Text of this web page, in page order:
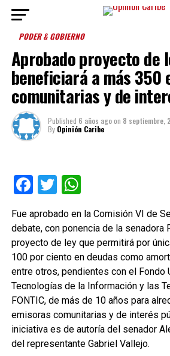
PODER & GOBIERNO
Aprobado proyecto de
beneficiará a más 350
comunitarias y de
Published 6 años agoon 8 septiembre,
By Opinión Caribe
Facebook
TwitterWhatsApp
Fue aprobado en la Comisión VI de
debate, con ponencia de la senadora
proyecto de ley que permitirá por
100 por ciento en deudas como
entre otros, pendientes con el Fondo
Tecnologías de la Información y las
FONTIC, de más de 10 años para
emisoras comunitarias y de interés
iniciativa es de autoría del senador
del representante Gabriel Vallejo.